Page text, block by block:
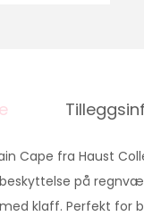
Cape fra Haust
på
klaff. Perfekt for